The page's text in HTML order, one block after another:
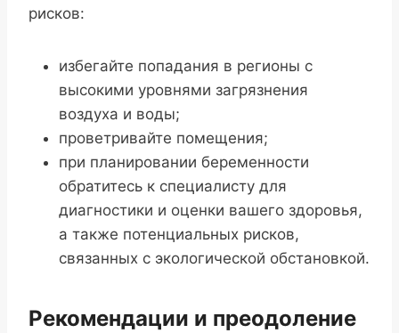
рисков:
избегайте попадания в регионы с
высокими уровнями загрязнения
воздуха и воды;
проветривайте помещения;
при планировании беременности
обратитесь к специалисту для
диагностики и оценки вашего здоровья,
а также потенциальных рисков,
связанных с экологической обстановкой.
Рекомендации и преодоление